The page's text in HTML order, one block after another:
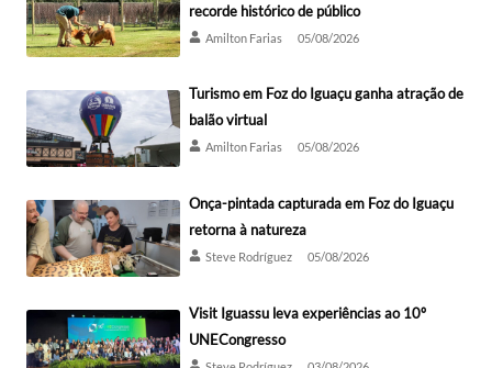
recorde histórico de público
Amilton Farias 05/08/2026
Turismo em Foz do Iguaçu ganha atração de
balão virtual
Amilton Farias 05/08/2026
Onça-pintada capturada em Foz do Iguaçu
retorna à natureza
Steve Rodríguez 05/08/2026
Visit Iguassu leva experiências ao 10º
UNECongresso